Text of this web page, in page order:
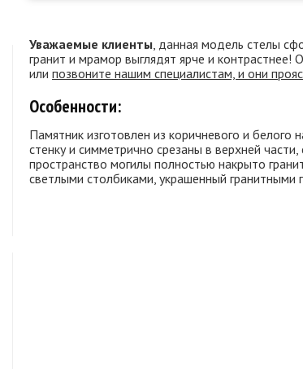
Уважаемые клиенты , данная модель стелы
гранит и мрамор выглядят ярче и контрастнее!
или позвоните нашим специалистам, и они
Особенности:
Памятник изготовлен из коричневого и белого
стенку и симметрично срезаны в верхней
пространство могилы полностью накрыто
светлыми столбиками, украшенный гранитными